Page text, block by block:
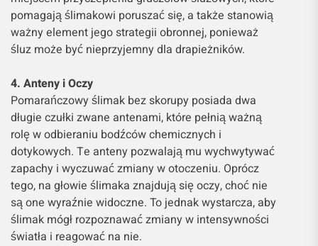
pomagają ślimakowi poruszać się, a także stanowią
ważny element jego strategii obronnej, ponieważ
śluz może być nieprzyjemny dla drapieżników.
4. Anteny i Oczy
Pomarańczowy ślimak bez skorupy posiada dwa
długie czułki zwane antenami, które pełnią ważną
rolę w odbieraniu bodźców chemicznych i
dotykowych. Te anteny pozwalają mu wychwytywać
zapachy i wyczuwać zmiany w otoczeniu. Oprócz
tego, na głowie ślimaka znajdują się oczy, choć nie
są one wyraźnie widoczne. To jednak wystarcza, aby
ślimak mógł rozpoznawać zmiany w intensywności
światła i reagować na nie.